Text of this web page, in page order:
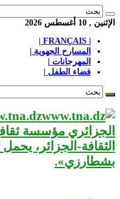
الإثنين , 10 أغسطس 2026
المسارح الجهوية |
المهرجانات |
فضاء الطفل |
الجزائري مؤسسة
الثقافة-الجزائر،
بشطارزي».